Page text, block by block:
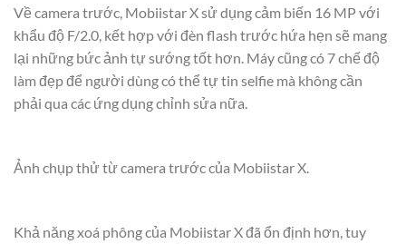
Về camera trước, Mobiistar X sử dụng cảm biến 16 MP với
khẩu độ F/2.0, kết hợp với đèn flash trước hứa hẹn sẽ mang
lại những bức ảnh tự sướng tốt hơn. Máy cũng có 7 chế độ
làm đẹp để người dùng có thể tự tin selfie mà không cần
phải qua các ứng dụng chỉnh sửa nữa.
Ảnh chụp thử từ camera trước của Mobiistar X.
Khả năng xoá phông của Mobiistar X đã ổn định hơn, tuy